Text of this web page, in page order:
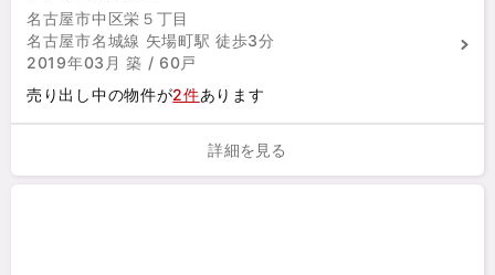
名古屋市中区栄５丁目
名古屋市名城線 矢場町駅 徒歩3分
2019年03月 築 / 60戸
売り出し中の物件が2件あります
詳細を見る